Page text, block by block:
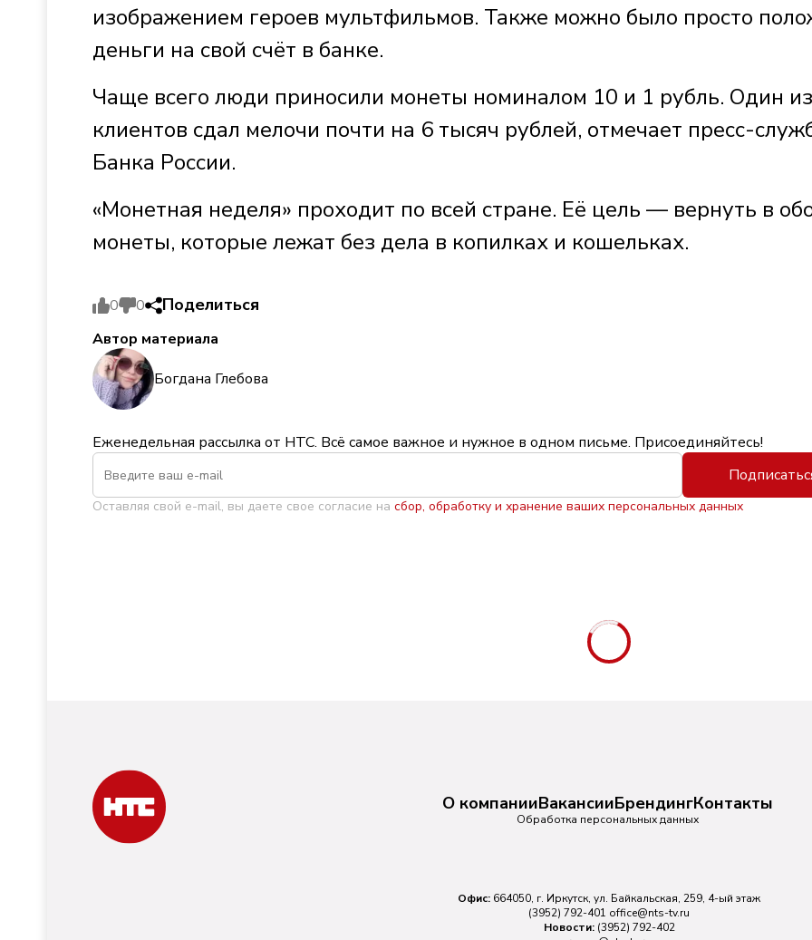
изображением героев мультфильмов. Также можно было просто
деньги на свой счёт в банке.
Чаще всего люди приносили монеты номиналом 10 и 1 рубль. Один из
клиентов сдал мелочи почти на 6 тысяч рублей, отмечает пресс-
Банка России.
«Монетная неделя» проходит по всей стране. Её цель — вернуть в
монеты, которые лежат без дела в копилках и кошельках.
0 0 Поделиться
Автор материала
Богдана Глебова
Еженедельная рассылка от НТС. Всё самое важное и нужное в одном письме. Присоединяйтесь!
Оставляя свой e-mail, вы даете свое согласие на сбор, обработку и хранение ваших персональных данных
О компанииВакансииБрендингКонтакты
Обработка персональных данных
Офис: 664050, г. Иркутск, ул. Байкальская, 259, 4-ый этаж
(3952) 792-401 office@nts-tv.ru
Новости: (3952) 792-402